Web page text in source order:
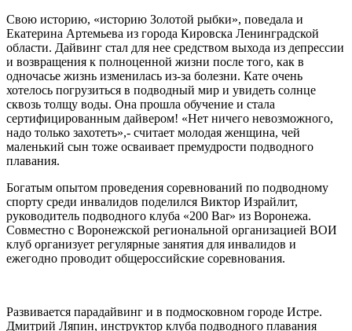
Свою историю, «историю Золотой рыбки», поведала и
Екатерина Артемьева из города Кировска Ленинградской
области. Дайвинг стал для нее средством выхода из депрессии
и возвращения к полноценной жизни после того, как в
одночасье жизнь изменилась из-за болезни. Кате очень
хотелось погрузиться в подводный мир и увидеть солнце
сквозь толщу воды. Она прошла обучение и стала
сертифицированным дайвером! «Нет ничего невозможного,
надо только захотеть»,- считает молодая женщина, чей
маленький сын тоже осваивает премудрости подводного
плавания.
Богатым опытом проведения соревнований по подводному
спорту среди инвалидов поделился Виктор Израйлит,
руководитель подводного клуба «200 Bar» из Воронежа.
Совместно с Воронежской региональной организацией ВОИ
клуб организует регулярные занятия для инвалидов и
ежегодно проводит общероссийские соревнования.
Развивается парадайвинг и в подмосковном городе Истре.
Дмитрий Ляпин, инструктор клуба подводного плавания